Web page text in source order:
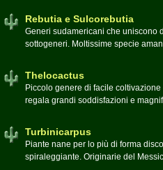
Canada. Caratteristiche le temute
carnosi spesso commestibili
Rebutia e Sulcorebutia
Generi sudamericani che uniscono
sottogeneri. Moltissime specie
Thelocactus
Piccolo genere di facile coltivazione
regala grandi soddisfazioni e
Turbinicarpus
Piante nane per lo più di forma
spiraleggiante. Originarie del